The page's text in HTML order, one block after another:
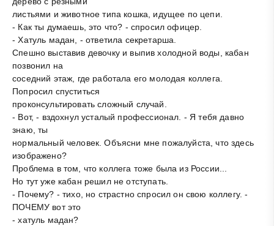
листьями и животное типа кошка, идущее по цепи.
- Как ты думаешь, это что? - спросил офицер.
- Хатуль мадан, - ответила секретарша.
Спешно выставив девочку и выпив холодной воды, кабан
позвонил на
соседний этаж, где работала его молодая коллега.
Попросил спуститься
проконсультировать сложный случай.
- Вот, - вздохнул усталый профессионал. - Я тебя давно
знаю, ты
нормальный человек. Объясни мне пожалуйста, что здесь
изображено?
Проблема в том, что коллега тоже была из России...
Но тут уже кабан решил не отступать.
- Почему? - тихо, но страстно спросил он свою коллегу. -
ПОЧЕМУ вот это
- хатуль мадан?